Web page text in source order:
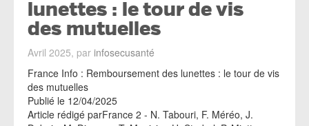
lunettes : le tour de vis
des mutuelles
Avril 2025, par infosecusanté
France Info : Remboursement des lunettes : le tour de vis
des mutuelles
Publié le 12/04/2025
Article rédigé parFrance 2 - N. Tabouri, F. Méréo, J.